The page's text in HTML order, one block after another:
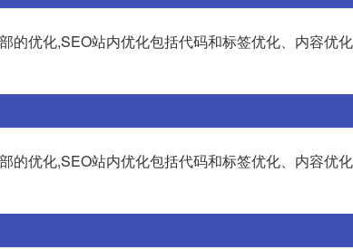
的优化,SEO站内优化包括代码和标签优化、内容优
的优化,SEO站内优化包括代码和标签优化、内容优